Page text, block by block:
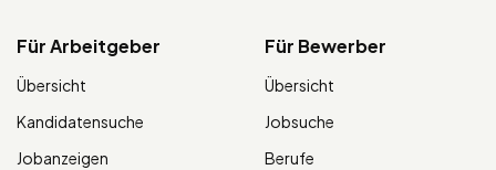
Für Arbeitgeber
Übersicht
Kandidatensuche
Jobanzeigen
Für Bewerber
Übersicht
Jobsuche
Berufe